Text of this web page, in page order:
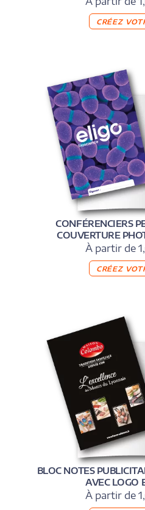
CRÉEZ
CONFÉRENCIERS
COUVERTURE
À partir de
CRÉEZ
BLOC NOTES
AVEC LOGO
À partir de